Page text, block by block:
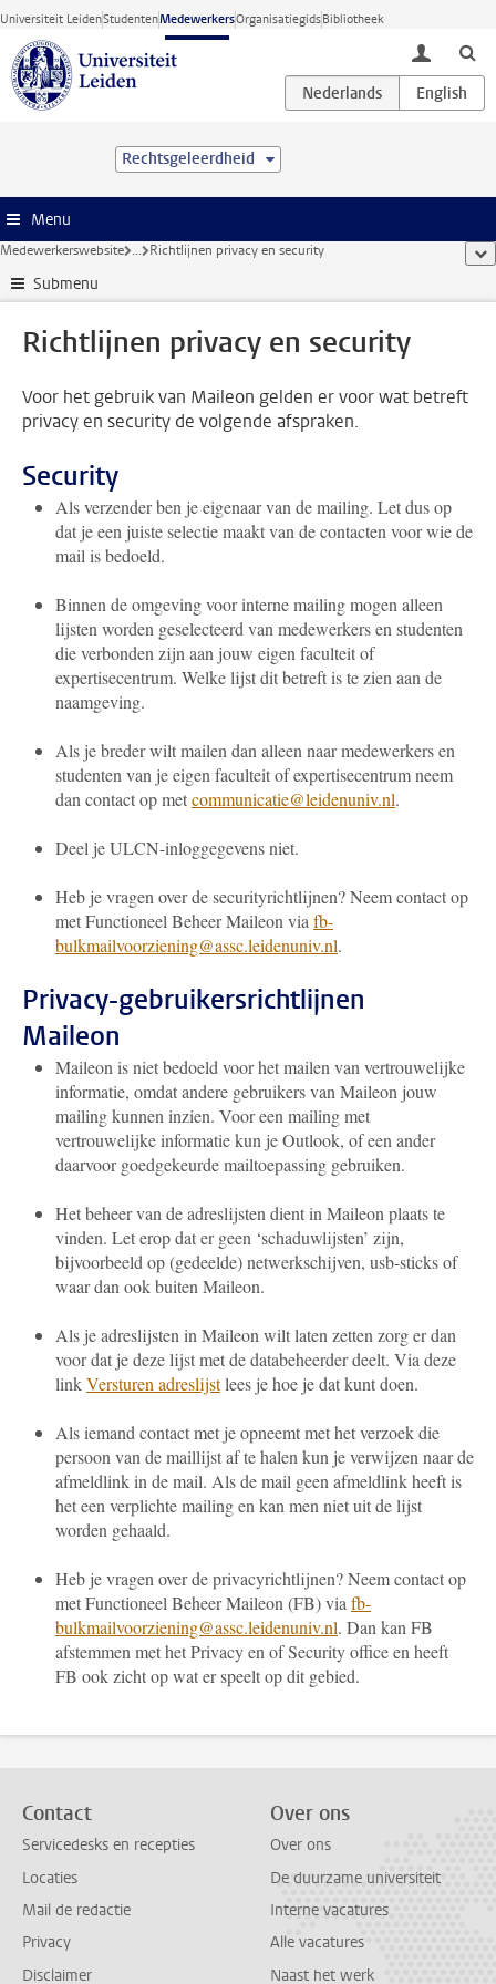
Ga direct naar de inhoud
Universiteit LeidenStudentenMedewerkersOrganisatiegidsBibliotheek
toggle
Rechtsgeleerdheid
Menu
Medewerkerswebsite ... Richtlijnen privacy en security
Submenu
Richtlijnen privacy en security
Voor het gebruik van Maileon gelden er voor wat betreft
privacy en security de volgende afspraken.
Security
Als verzender ben je eigenaar van de mailing. Let dus op
dat je een juiste selectie maakt van de contacten voor wie de
mail is bedoeld.
Binnen de omgeving voor interne mailing mogen alleen
lijsten worden geselecteerd van medewerkers en studenten
die verbonden zijn aan jouw eigen faculteit of
expertisecentrum. Welke lijst dit betreft is te zien aan de
naamgeving.
Als je breder wilt mailen dan alleen naar medewerkers en
studenten van je eigen faculteit of expertisecentrum neem
dan contact op metcommunicatie@leidenuniv.nl.
Deel je ULCN-inloggegevens niet.
Heb je vragen over de securityrichtlijnen? Neem contact op
met Functioneel Beheer Maileon via fb-
bulkmailvoorziening@assc.leidenuniv.nl.
Privacy-gebruikersrichtlijnen
Maileon
Maileon is niet bedoeld voor het mailen van vertrouwelijke
informatie, omdat andere gebruikers van Maileon jouw
mailing kunnen inzien. Voor een mailing met
vertrouwelijke informatie kun je Outlook, of een ander
daarvoor goedgekeurde mailtoepassing gebruiken.
Het beheer van de adreslijsten dient in Maileon plaats te
vinden. Let erop dat er geen ‘schaduwlijsten’ zijn,
bijvoorbeeld op (gedeelde) netwerkschijven, usb-sticks of
waar dan ook buiten Maileon.
Als je adreslijsten in Maileon wilt laten zetten zorg er dan
voor dat je deze lijst met de databeheerder deelt. Via deze
linkVersturen adreslijstlees je hoe je dat kunt doen.
Als iemand contact met je opneemt met het verzoek die
persoon van de maillijst af te halen kun je verwijzen naar de
afmeldlink in de mail. Als de mail geen afmeldlink heeft is
het een verplichte mailing en kan men niet uit de lijst
worden gehaald.
Heb je vragen over de privacyrichtlijnen? Neem contact op
met Functioneel Beheer Maileon (FB) via fb-
bulkmailvoorziening@assc.leidenuniv.nl. Dan kan FB
afstemmen met het Privacy en of Security office en heeft
FB ook zicht op wat er speelt op dit gebied.
Contact
Servicedesks en recepties
Locaties
Mail de redactie
Privacy
Disclaimer
Over ons
Over ons
De duurzame universiteit
Interne vacatures
Alle vacatures
Naast het werk